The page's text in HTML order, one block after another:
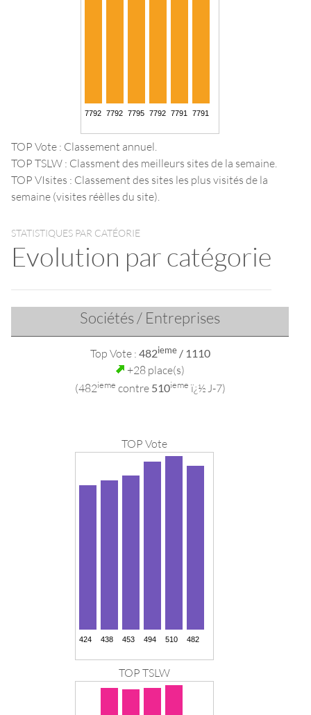
TOP Vote : Classement annuel.
TOP TSLW : Classment des meilleurs sites de la semaine.
TOP VIsites : Classement des sites les plus visités de la
semaine (visites réèlles du site).
STATISTIQUES PAR CATÉORIE
Evolution par catégorie
Sociétés / Entreprises
Top Vote : 482ieme/ 1110
+28 place(s)
(482ieme contre 510ieme ï¿½ J-7)
TOP Vote
TOP TSLW